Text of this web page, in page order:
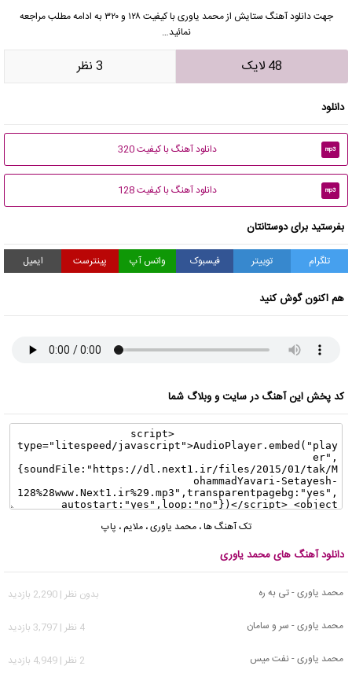
جهت دانلود آهنگ ستایش از محمد یاوری با کیفیت ۱۲۸ و ۳۲۰ به ادامه مطلب مراجعه
نمائید…
48 لایک 3 نظر
دانلود
mp3 دانلود آهنگ با کیفیت 320
mp3 دانلود آهنگ با کیفیت 128
بفرستید برای دوستانتان
تلگرام توییتر فیسبوک واتس آپ پینترست ایمیل
هم اکنون گوش کنید
کد پخش این آهنگ در سایت و وبلاگ شما
تک آهنگ ها،محمد یاوری،ملایم، پاپ
دانلود آهنگ های محمد یاوری
محمد یاوری - تی به ره
بدون نظر | 2,290 بازدید
محمد یاوری - سر و سامان
4 نظر | 3,797 بازدید
محمد یاوری - نفت میس
2 نظر | 4,949 بازدید